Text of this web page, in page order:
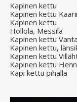
Kapinen kettu
Kapinen kettu
Kapinen kettu
Hollola, Messilä
Kapinen kettu
Kapinen kettu,
Kapinen kettu
Kapinen kettu
Kapi kettu pihalla